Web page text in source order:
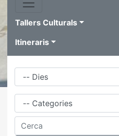
Tallers Culturals
Itineraris
Dies
Família
Cerca